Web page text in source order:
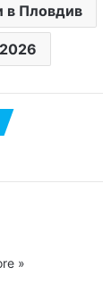
в Пловдив
»